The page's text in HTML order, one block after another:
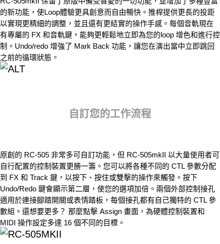
的新功能，使Loop體驗更具創意而自由暢快。推桿提供更長的投距
以實現更精細的調整，並且還有更結實的操作手感。每個音軌現在
有專屬的 FX 和音軌鍵，能夠更輕鬆地立即為您的loop 增色和進行控
制。Undo/redo 增強了 Mark Back 功能，讓您在演出當中立即跳回
之前的循環狀態。
自訂您的工作流程
原創的 RC-505 非常多可自訂功能，但 RC-505mkII 以大量使用者可
自行配置的控制裝置更勝一籌。您可以將各種不同的 CTL 參數分配
到 FX 和 Track 鍵，以按下、按住或雙擊的操作來觸發。按下
Undo/Redo 鍵會顯示第二層，使您的選項加倍。兩個外部控制接孔
適用於連接腳踏開關或表情踏板，每個接孔都有自己獨特的 CTL 參
數組。還想要更多？ 那麼點擊 Assign 畫面，為硬體控制裝置和
MIDI 操作設定多達 16 個不同的目標。